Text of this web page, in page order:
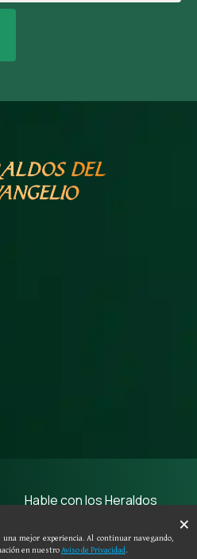
Hable con los Heraldos
×
mejor experiencia. Al continuar navegando,
en nuestroAviso de Privacidad.